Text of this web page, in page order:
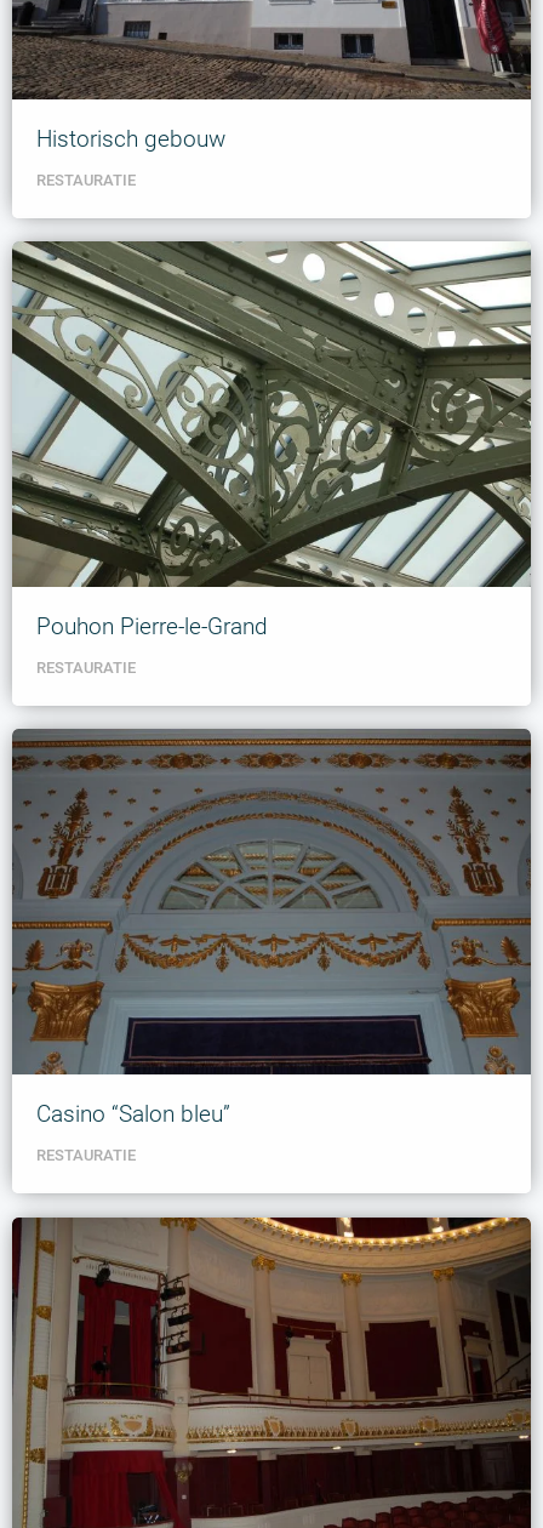
Historisch gebouw
RESTAURATIE
Pouhon Pierre-le-Grand
RESTAURATIE
Casino “Salon bleu”
RESTAURATIE